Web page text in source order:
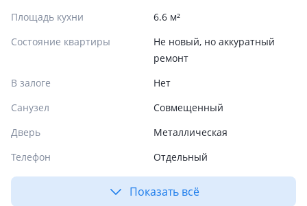
Площадь кухни
6.6 м²
Состояние квартиры
Не новый, но аккуратный
ремонт
В залоге
Нет
Санузел
Совмещенный
Дверь
Металлическая
Телефон
Отдельный
Показать всё